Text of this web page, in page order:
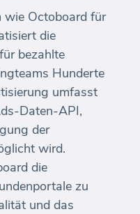
wie Octoboard für
die
bezahlte
Hunderte
umfasst
Daten-API,
der
wird.
die
zu
und das